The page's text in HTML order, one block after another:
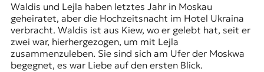
Waldis und Lejla haben letztes Jahr in Moskau
geheiratet, aber die Hochzeitsnacht im Hotel Ukraina
verbracht. Waldis ist aus Kiew, wo er gelebt hat, seit er
zwei war, hierhergezogen, um mit Lejla
zusammenzuleben. Sie sind sich am Ufer der Moskwa
begegnet, es war Liebe auf den ersten Blick.